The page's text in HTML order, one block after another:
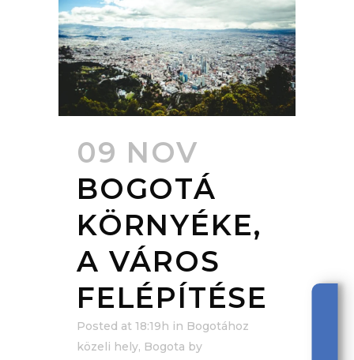
09 NOV
BOGOTÁ
KÖRNYÉKE,
A VÁROS
FELÉPÍTÉSE
Posted at 18:19h in Bogotához
közeli hely, Bogota by